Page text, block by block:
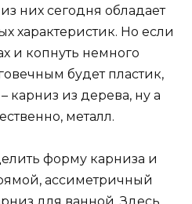
них сегодня обладает
характеристик. Но если
и копнуть немного
будет пластик,
из дерева, ну а
металл.
форму карниза и
ассиметричный